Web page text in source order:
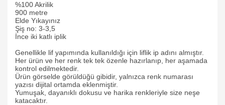
%100 Akrilik
900 metre
Elde Yıkayınız
Şiş no: 3-3,5
İnce iki katlı iplik
Genellikle lif yapımında kullanıldığı için liflik ip adını almıştır.
Her ürün ve her renk tek tek özenle hazırlanıp, her aşamada
kontrol edilmektedir.
Ürün görselde görüldüğü gibidir, yalnızca renk numarası
yazısı dijital ortamda eklenmiştir.
Yumuşak, dayanıklı dokusu ve harika renkleriyle size neşe
katacaktır.